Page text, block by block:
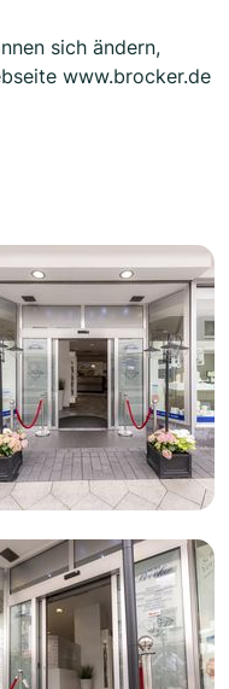
sich ändern,
www.brocker.de